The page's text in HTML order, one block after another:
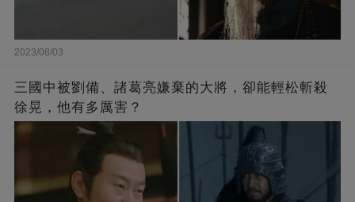
2023/08/03
三國中被劉備、諸葛亮嫌棄的大將，卻能輕松斬殺
徐晃，他有多厲害？